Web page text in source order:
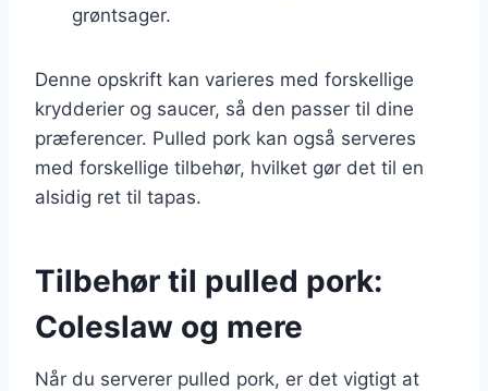
grøntsager.
Denne opskrift kan varieres med forskellige
krydderier og saucer, så den passer til dine
præferencer. Pulled pork kan også serveres
med forskellige tilbehør, hvilket gør det til en
alsidig ret til tapas.
Tilbehør til pulled pork:
Coleslaw og mere
Når du serverer pulled pork, er det vigtigt at